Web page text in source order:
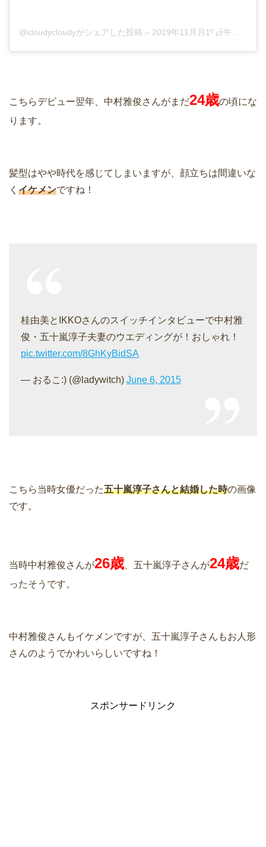
@cloudycloudyがシェアした投稿 – 2019年11月月19日午前3時14分PST
こちらデビュー翌年、中村雅俊さんがまだ24歳の頃にな
ります。
髪型はやや時代を感じてしまいますが、顔立ちは間違いな
く イケメンですね！
桂由美とIKKOさんのスイッチインタビューで中村雅
俊・五十嵐淳子夫妻のウエディングが！おしゃれ！
pic.twitter.com/8GhKyBidSA
— おるこ:) (@ladywitch) June 6, 2015
こちら当時女優だった五十嵐淳子さんと結婚した時の画像
です。
当時中村雅俊さんが26歳 、五十嵐淳子さんが24歳だ
ったそうです。
中村雅俊さんもイケメンですが、五十嵐淳子さんもお人形
さんのようでかわいらしいですね！
スポンサードリンク